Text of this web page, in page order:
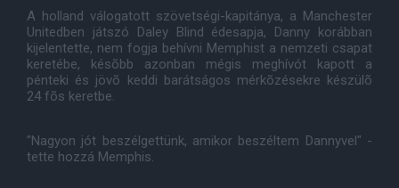
A holland válogatott szövetségi-kapitánya, a Manchester
Unitedben játszó Daley Blind édesapja, Danny korábban
kijelentette, nem fogja behívni Memphist a nemzeti csapat
keretébe, késõbb azonban mégis meghívót kapott a
pénteki és jövõ keddi barátságos mérkõzésekre készülõ
24 fõs keretbe.
"Nagyon jót beszélgettünk, amikor beszéltem Dannyvel" -
tette hozzá Memphis.